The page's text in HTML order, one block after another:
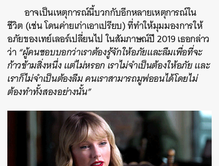
อาจเป็นเหตุการณ์นี้บวกกับอีกหลายเหตุการณ์ใน
ชีวิต (เช่น โดนค่ายเก่าเอาเปรียบ) ที่ทำให้มุมมองการให้
อภัยของเทย์เลอร์เปลี่ยนไป ในสัมภาษณ์ปี 2019 เธอกล่าว
ว่า “ผู้คนชอบบอกว่าเราต้องรู้จักให้อภัยและลืมเพื่อที่จะ
ก้าวข้ามสิ่งหนึ่ง แต่ไม่หรอก เราไม่จำเป็นต้องให้อภัย และ
เราก็ไม่จำเป็นต้องลืม คนเราสามารถมูฟออนได้โดยไม่
ต้องทำทั้งสองอย่างนั้น”